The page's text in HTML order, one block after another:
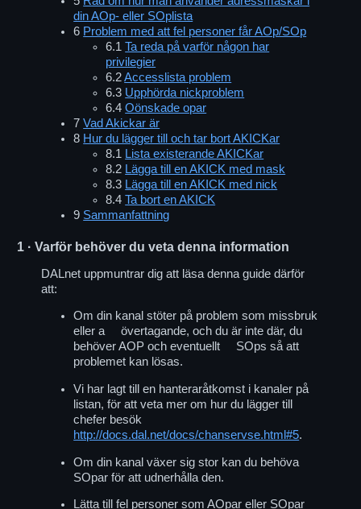
din AOp- eller SOplista
6 Problem med att fel personer får AOp/SOp
6.1Ta reda på varför någon har
privilegier
6.2Accesslista problem
6.3 Upphörda nickproblem
6.4Oönskade opar
7Vad Akickar är
8 Hur du lägger till och tar bort AKICKar
8.1 Lista existerande AKICKar
8.2 Lägga till en AKICK med mask
8.3 Lägga till en AKICK med nick
8.4Ta bort en AKICK
9 Sammanfattning
1 · Varför behöver du veta denna information
DALnet uppmuntrar dig att läsa denna guide därför
att:
Om din kanal stöter på problem som missbruk
eller a övertagande, och du är inte där, du
behöver AOP och eventuellt SOps så att
problemet kan lösas.
Vi har lagt till en hanteraråtkomst i kanaler på
listan, för att veta mer om hur du lägger till
chefer besök
http://docs.dal.net/docs/chanservse.html#5.
Om din kanal växer sig stor kan du behöva
SOpar för att udnerhålla den.
Lätta till fel personer som AOpar eller SOpar